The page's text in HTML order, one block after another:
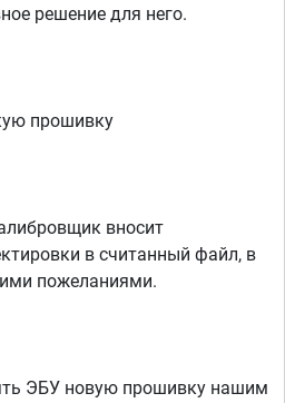
решение для него.
прошивку
вносит
в считанный файл, в
пожеланиями.
ЭБУ новую прошивку нашим